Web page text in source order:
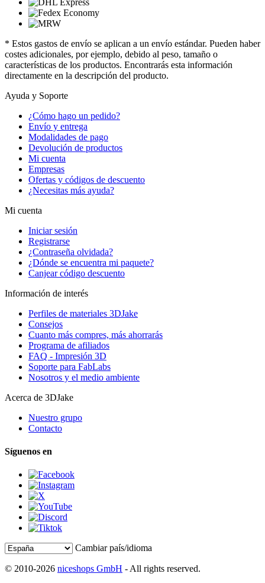
* Estos gastos de envío se aplican a un envío estándar. Pueden haber
costes adicionales, por ejemplo, debido al peso, tamaño o
características de los productos. Encontrarás esta información
directamente en la descripción del producto.
Ayuda y Soporte
¿Cómo hago un pedido?
Envío y entrega
Modalidades de pago
Devolución de productos
Mi cuenta
Empresas
Ofertas y códigos de descuento
¿Necesitas más ayuda?
Mi cuenta
Iniciar sesión
Registrarse
¿Contraseña olvidada?
¿Dónde se encuentra mi paquete?
Canjear código descuento
Información de interés
Perfiles de materiales 3DJake
Consejos
Cuanto más compres, más ahorrarás
Programa de afiliados
FAQ - Impresión 3D
Soporte para FabLabs
Nosotros y el medio ambiente
Acerca de 3DJake
Nuestro grupo
Contacto
Síguenos en
Cambiar país/idioma
© 2010-2026 niceshops GmbH - All rights reserved.